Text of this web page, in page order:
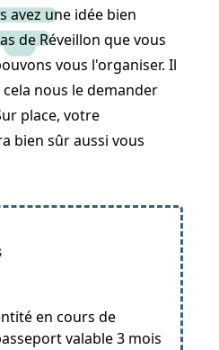
avez une idée bien
de Réveillon que vous
vous l'organiser. Il
nous le demander
place, votre
bien sûr aussi vous
en cours de
valable 3 mois